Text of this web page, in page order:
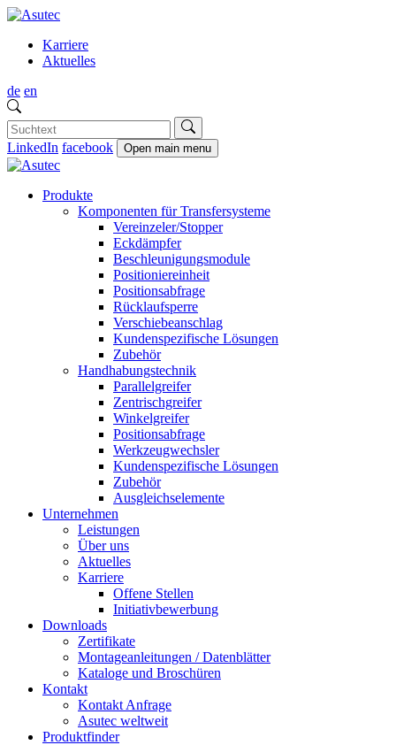
Karriere
Aktuelles
de en
LinkedIn facebook Open main menu
Produkte
Komponenten für Transfersysteme
Vereinzeler/Stopper
Eckdämpfer
Beschleunigungsmodule
Positioniereinheit
Positionsabfrage
Rücklaufsperre
Verschiebeanschlag
Kundenspezifische Lösungen
Zubehör
Handhabungstechnik
Parallelgreifer
Zentrischgreifer
Winkelgreifer
Positionsabfrage
Werkzeugwechsler
Kundenspezifische Lösungen
Zubehör
Ausgleichselemente
Unternehmen
Leistungen
Über uns
Aktuelles
Karriere
Offene Stellen
Initiativbewerbung
Downloads
Zertifikate
Montageanleitungen / Datenblätter
Kataloge und Broschüren
Kontakt
Kontakt Anfrage
Asutec weltweit
Produktfinder